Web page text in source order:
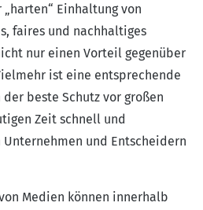
Einhaltung von
faires und nachhaltiges
nur einen Vorteil gegenüber
ist eine entsprechende
beste Schutz vor großen
Zeit schnell und
und Entscheidern
Medien können innerhalb